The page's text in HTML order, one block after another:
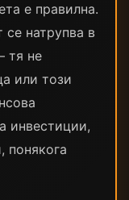
е правилна.
натрупва в
тя не
или този
инвестиции,
понякога